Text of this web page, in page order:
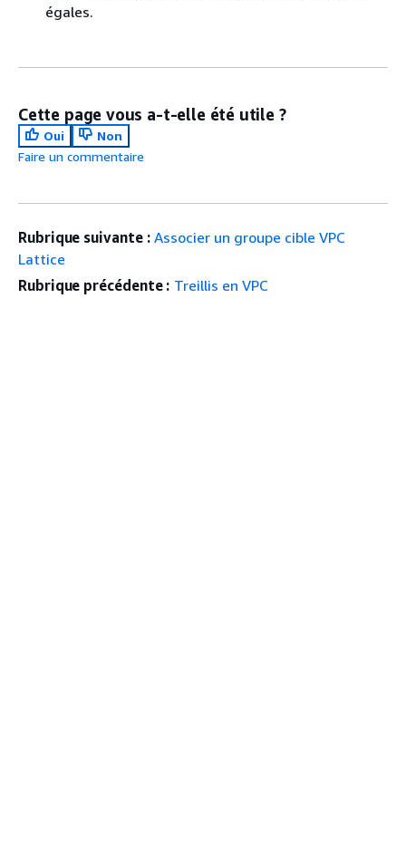
égales.
Cette page vous a-t-elle été utile ?
Oui
Non
Faire un commentaire
Rubrique suivante : Associer un groupe cible VPC
Lattice
Rubrique précédente : Treillis en VPC